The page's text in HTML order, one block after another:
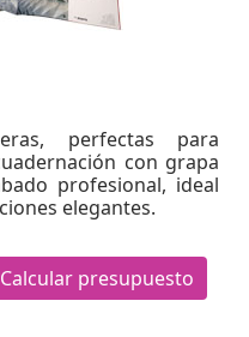
perfectas para
con grapa
profesional, ideal
elegantes.
Calcular presupuesto